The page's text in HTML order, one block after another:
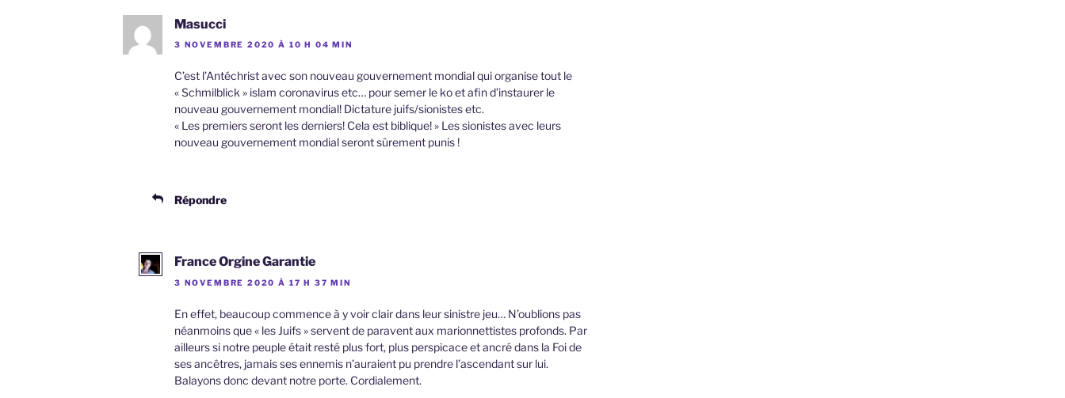
Masucci
3 NOVEMBRE 2020 À 10 H 04 MIN
C’est l’Antéchrist avec son nouveau gouvernement mondial qui organise tout le
« Schmilblick » islam coronavirus etc… pour semer le ko et afin d’instaurer le
nouveau gouvernement mondial! Dictature juifs/sionistes etc.
« Les premiers seront les derniers! Cela est biblique! » Les sionistes avec leurs
nouveau gouvernement mondial seront sûrement punis !
Répondre
France Orgine Garantie
3 NOVEMBRE 2020 À 17 H 37 MIN
En effet, beaucoup commence à y voir clair dans leur sinistre jeu… N’oublions pas
néanmoins que « les Juifs » servent de paravent aux marionnettistes profonds. Par
ailleurs si notre peuple était resté plus fort, plus perspicace et ancré dans la Foi de
ses ancêtres, jamais ses ennemis n’auraient pu prendre l’ascendant sur lui.
Balayons donc devant notre porte. Cordialement.